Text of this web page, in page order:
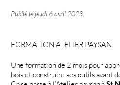
Publié le jeudi 6 avril 2023
FORMATION ATELIER PAYSAN
Une formation de 2 mois pour
bois et construire ses outils avant